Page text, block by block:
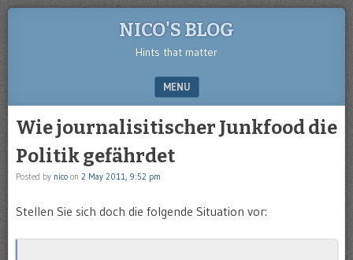
NICO'S BLOG
Hints that matter
MENU
Wie journalisitischer Junkfood die
Politik gefährdet
Posted by nico on 2 May 2011, 9:52 pm
Stellen Sie sich doch die folgende Situation vor: